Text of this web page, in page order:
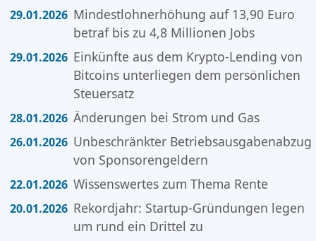
29.01.2026 Mindestlohnerhöhung auf 13,90 Euro
betraf bis zu 4,8 Millionen Jobs
29.01.2026 Einkünfte aus dem Krypto-Lending von
Bitcoins unterliegen dem persönlichen
Steuersatz
28.01.2026 Änderungen bei Strom und Gas
26.01.2026 Unbeschränkter Betriebsausgabenabzug
von Sponsorengeldern
22.01.2026 Wissenswertes zum Thema Rente
20.01.2026 Rekordjahr: Startup-Gründungen legen
um rund ein Drittel zu